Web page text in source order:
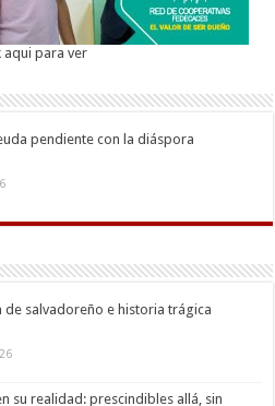
aqui para ver
pendiente con la diáspora
de salvadoreño e historia trágica
su realidad: prescindibles allá, sin